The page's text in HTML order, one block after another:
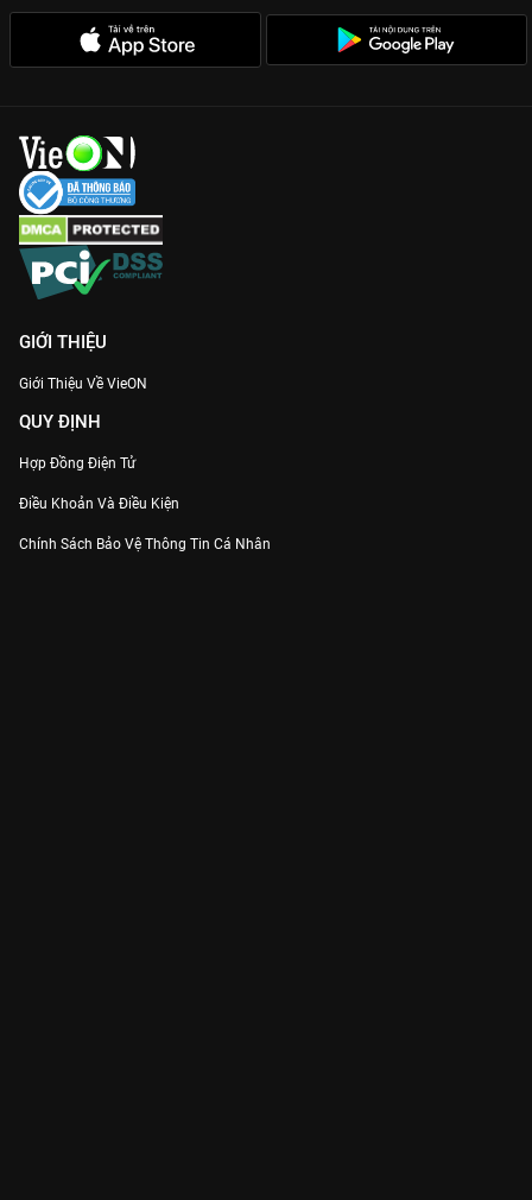
GIỚI THIỆU
Giới Thiệu Về VieON
QUY ĐỊNH
Hợp Đồng Điện Tử
Điều Khoản Và Điều Kiện
Chính Sách Bảo Vệ Thông Tin Cá Nhân